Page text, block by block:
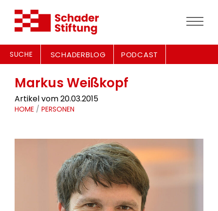
SUCHE SCHADERBLOG PODCAST
Markus Weißkopf
Artikel vom 20.03.2015
HOME / PERSONEN